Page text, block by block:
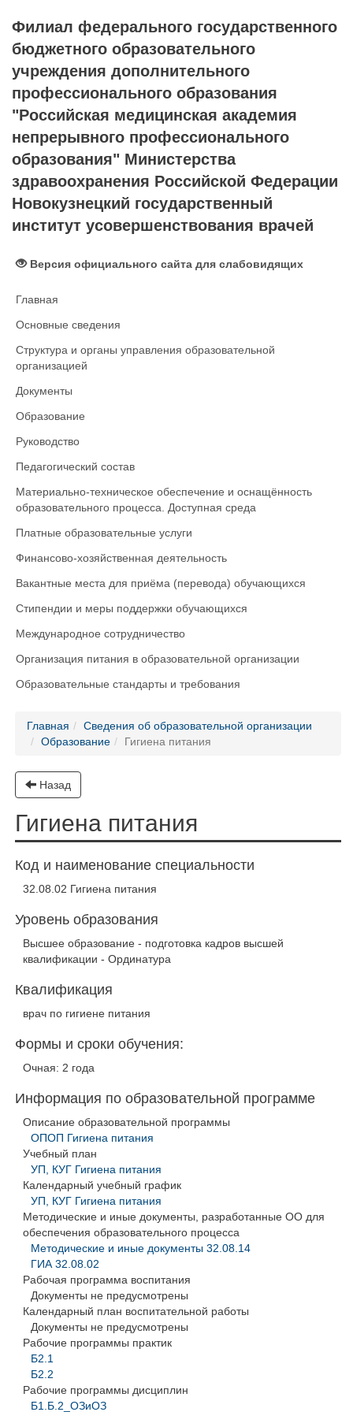
Филиал федерального государственного
бюджетного образовательного
учреждения дополнительного
профессионального образования
"Российская медицинская академия
непрерывного профессионального
образования" Министерства
здравоохранения Российской Федерации
Новокузнецкий государственный
институт усовершенствования врачей
Версия официального сайта для слабовидящих
Главная
Основные сведения
Структура и органы управления образовательной
организацией
Документы
Образование
Руководство
Педагогический состав
Материально-техническое обеспечение и оснащённость
образовательного процесса. Доступная среда
Платные образовательные услуги
Финансово-хозяйственная деятельность
Вакантные места для приёма (перевода) обучающихся
Стипендии и меры поддержки обучающихся
Международное сотрудничество
Организация питания в образовательной организации
Образовательные стандарты и требования
Главная
Сведения об образовательной организации
Образование
Гигиена питания
Назад
Гигиена питания
Код и наименование специальности
32.08.02 Гигиена питания
Уровень образования
Высшее образование - подготовка кадров высшей
квалификации - Ординатура
Квалификация
врач по гигиене питания
Формы и сроки обучения:
Очная: 2 года
Информация по образовательной программе
Описание образовательной программы
ОПОП Гигиена питания
Учебный план
УП, КУГ Гигиена питания
Календарный учебный график
УП, КУГ Гигиена питания
Методические и иные документы, разработанные ОО для
обеспечения образовательного процесса
Методические и иные документы 32.08.14
ГИА 32.08.02
Рабочая программа воспитания
Документы не предусмотрены
Календарный план воспитательной работы
Документы не предусмотрены
Рабочие программы практик
Б2.1
Б2.2
Рабочие программы дисциплин
Б1.Б.2_ОЗиОЗ